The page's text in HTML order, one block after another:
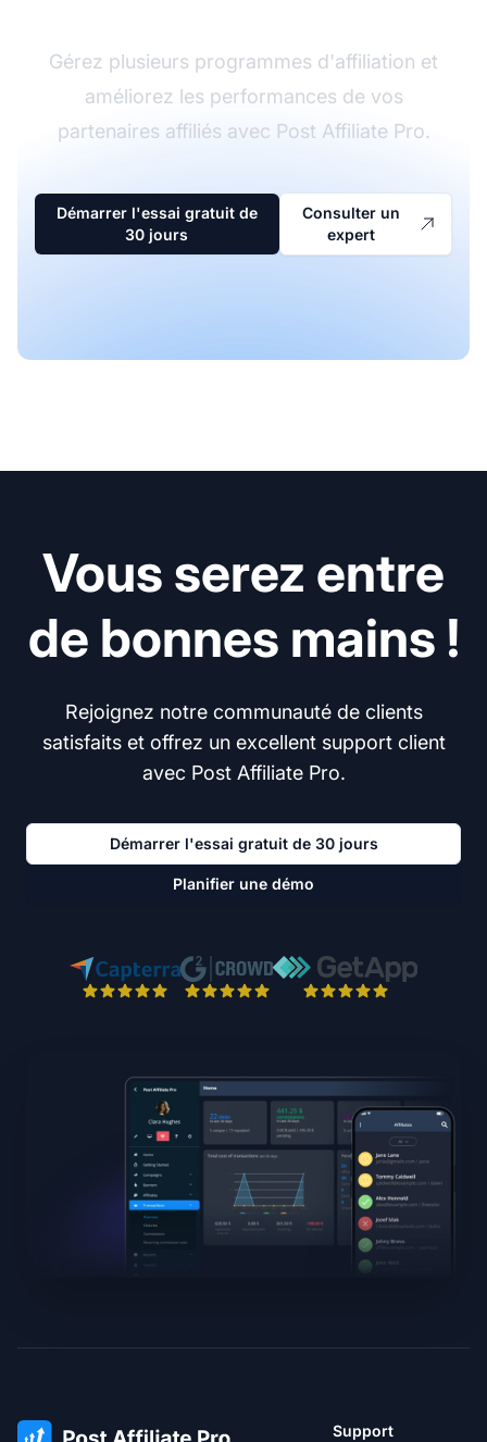
Gérez plusieurs programmes d'affiliation et
améliorez les performances de vos
partenaires affiliés avec Post Affiliate Pro.
Démarrer l'essai gratuit de
30 jours
Consulter un
expert
Vous serez entre
de bonnes mains !
Rejoignez notre communauté de clients
satisfaits et offrez un excellent support client
avec Post Affiliate Pro.
Démarrer l'essai gratuit de 30 jours
Planifier une démo
Support